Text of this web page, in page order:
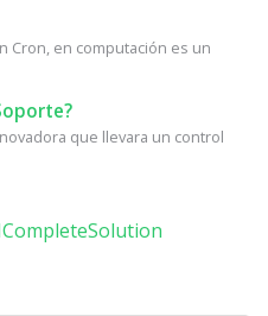
Cron, en computación es un
que llevara un control